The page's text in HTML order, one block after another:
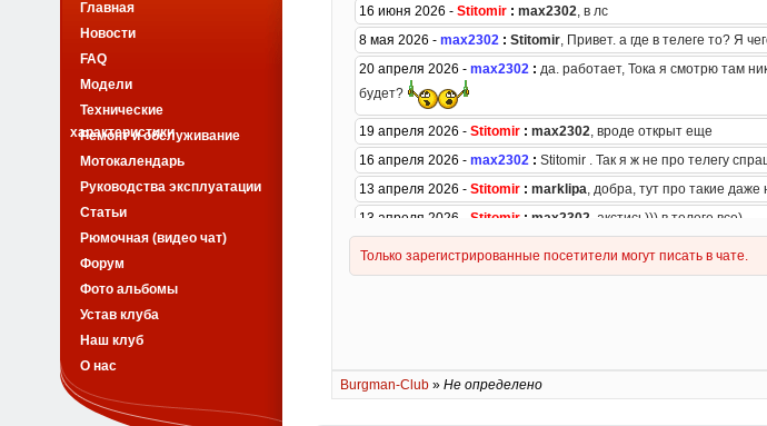
Burgman-Club» Не определено
Главная
Новости
FAQ
Модели
Технические
характеристики
Ремонт и обслуживание
Мотокалендарь
Руководства эксплуатации
Статьи
Рюмочная (видео чат)
Форум
Фото альбомы
Устав клуба
Наш клуб
О нас